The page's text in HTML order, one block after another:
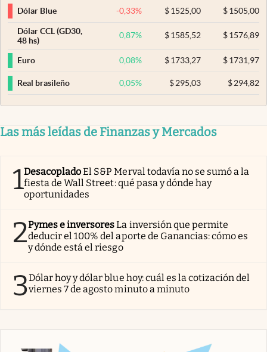
Dólar Blue -0,33% $ 1525,00 $1505,00
Dólar CCL (GD30,
48 hs)
0,87% $ 1585,52 $1576,89
Euro 0,08% $ 1733,27 $1731,97
Real brasileño 0,05% $ 295,03 $294,82
Las más leídas de Finanzas y Mercados
1DesacopladoEl S&P Merval todavía no se sumó a la
fiesta de Wall Street: qué pasa y dónde hay
oportunidades
2Pymes e inversoresLa inversión que permite
deducir el 100% del aporte de Ganancias: cómo es
y dónde está el riesgo
3Dólar hoy y dólar blue hoy: cuál es la cotización del
viernes 7 de agosto minuto a minuto